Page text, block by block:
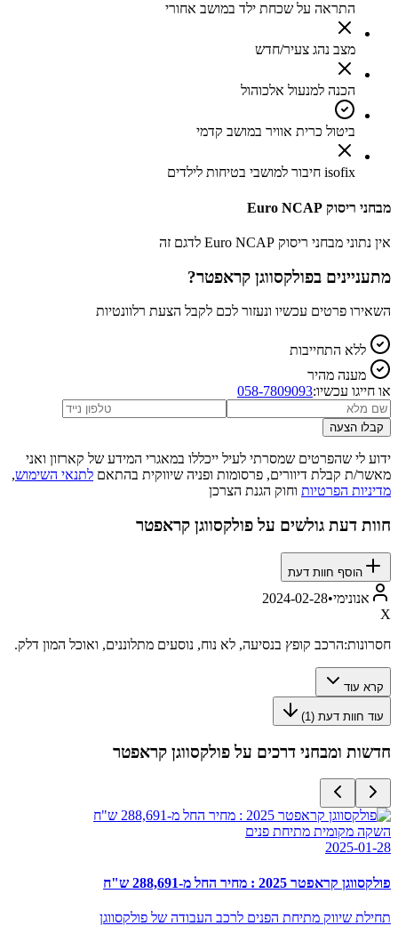
התראה על שכחת ילד במושב אחורי
מצב נהג צעיר/חדש
הכנה למנעול אלכוהול
ביטול כרית אוויר במושב קדמי
isofix חיבור למושבי בטיחות לילדים
מבחני ריסוק Euro NCAP
אין נתוני מבחני ריסוק Euro NCAP לדגם זה
מתעניינים בפולקסווגן קראפטר?
השאירו פרטים עכשיו ונעזור לכם לקבל הצעת רלוונטיות
ללא התחייבות
מענה מהיר
או חייגו עכשיו:058-7809093
קבלו הצעה
ידוע לי שהפרטים שמסרתי לעיל ייכללו במאגרי המידע של קארזון ואני
מאשר/ת קבלת דיוורים, פרסומות ופניה שיווקית בהתאם לתנאי השימוש,
מדיניות הפרטיות וחוק הגנת הצרכן
חוות דעת גולשים על פולקסווגן קראפטר
הוסף חוות דעת
אנונימי•
2024-02-28
X
חסרונות:הרכב קופץ בנסיעה, לא נוח, נוסעים מתלוננים, ואוכל המון דלק.
קרא עוד
עוד חוות דעת ( 1
)
חדשות ומבחני דרכים עלפולקסווגן קראפטר
השקה מקומית מתיחת פנים
2025-01-28
פולקסווגן קראפטר 2025 : מחיר החל מ-288,691 ש"ח
תחילת שיווק מתיחת הפנים לרכב העבודה של פולקסווגן